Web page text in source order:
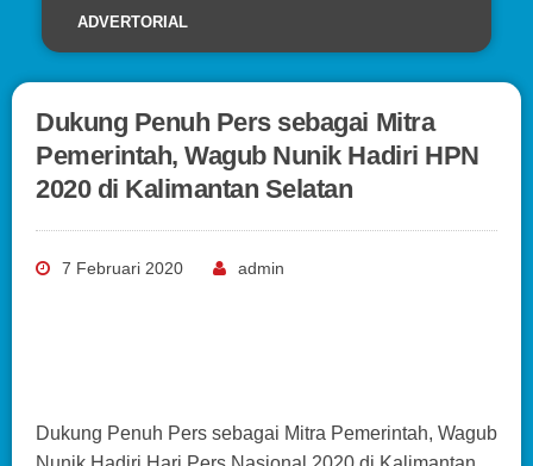
ADVERTORIAL
Dukung Penuh Pers sebagai Mitra
Pemerintah, Wagub Nunik Hadiri HPN
2020 di Kalimantan Selatan
7 Februari 2020 admin
Dukung Penuh Pers sebagai Mitra Pemerintah, Wagub